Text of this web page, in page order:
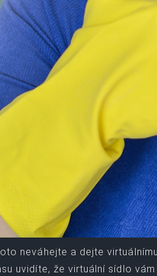
neváhejte a dejte
uvidíte, že virtuální sídlo